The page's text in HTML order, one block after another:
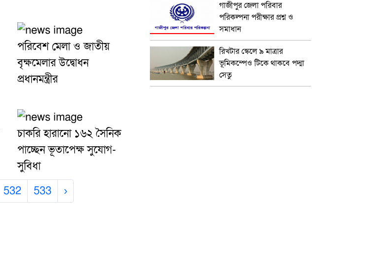
পরিবেশ মেলা ও জাতীয়
বৃক্ষমেলার উদ্বোধন
প্রধানমন্ত্রীর
চাকরি হারানো ১৬২ সৈনিক
পাচ্ছেন ভূতাপেক্ষ সুযোগ-
সুবিধা
গাজীপুর জেলা পরিবার
পরিকল্পনা পরীক্ষার প্রশ্ন ও
সমাধান
রিখটার স্কেলে ৯ মাত্রার
ভূমিকম্পেও টিকে থাকবে পদ্মা
সেতু
532 533 ›